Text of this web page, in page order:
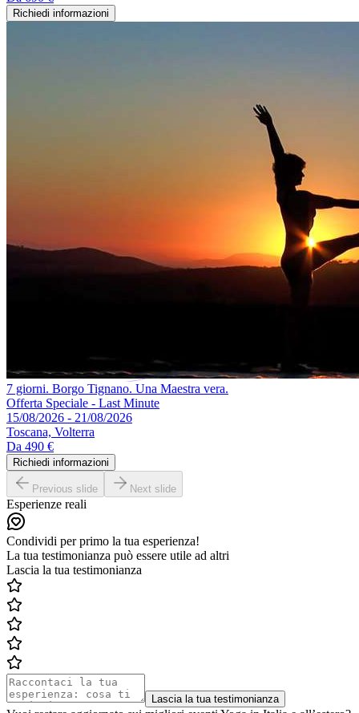
Richiedi informazioni
7 giorni. Borgo Tignano. Una Maestra vera.
Offerta Speciale - Last Minute
15/08/2026 - 21/08/2026
Toscana, Volterra
Da 490 €
Richiedi informazioni
Previous slide Next slide
Esperienze reali
Condividi per primo la tua esperienza!
La tua testimonianza può essere utile ad altri
Lascia la tua testimonianza
Lascia la tua testimonianza